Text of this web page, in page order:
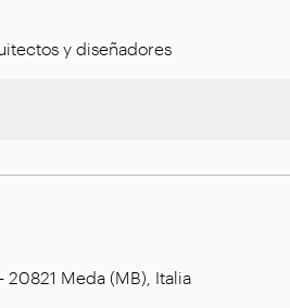
y diseñadores
20821 Meda (MB), Italia